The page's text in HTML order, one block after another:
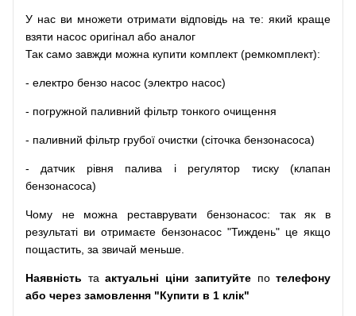
У нас ви множети отримати відповідь на те: який краще
взяти насос оригінал або аналог
Так само завжди можна купити комплект (ремкомплект):
- електро бензо насос (электро насос)
- погружной паливний фільтр тонкого очищення
- паливний фільтр грубої очистки (сіточка бензонасоса)
- датчик рівня палива і регулятор тиску (клапан
бензонасоса)
Чому не можна реставрувати бензонасос: так як
в
результаті ви отримаєте бензонасос "Тиждень" це якщо
пощастить, за звичай меньше.
Наявність та актуальні ціни запитуйте по телефону
або через замовлення "Купити в 1 клік"